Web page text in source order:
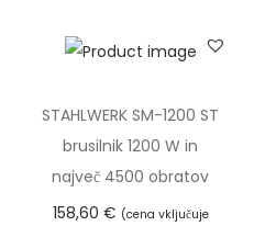
STAHLWERK SM-1200 ST
brusilnik 1200 W in
največ 4500 obratov
158,60 € (cena vključuje